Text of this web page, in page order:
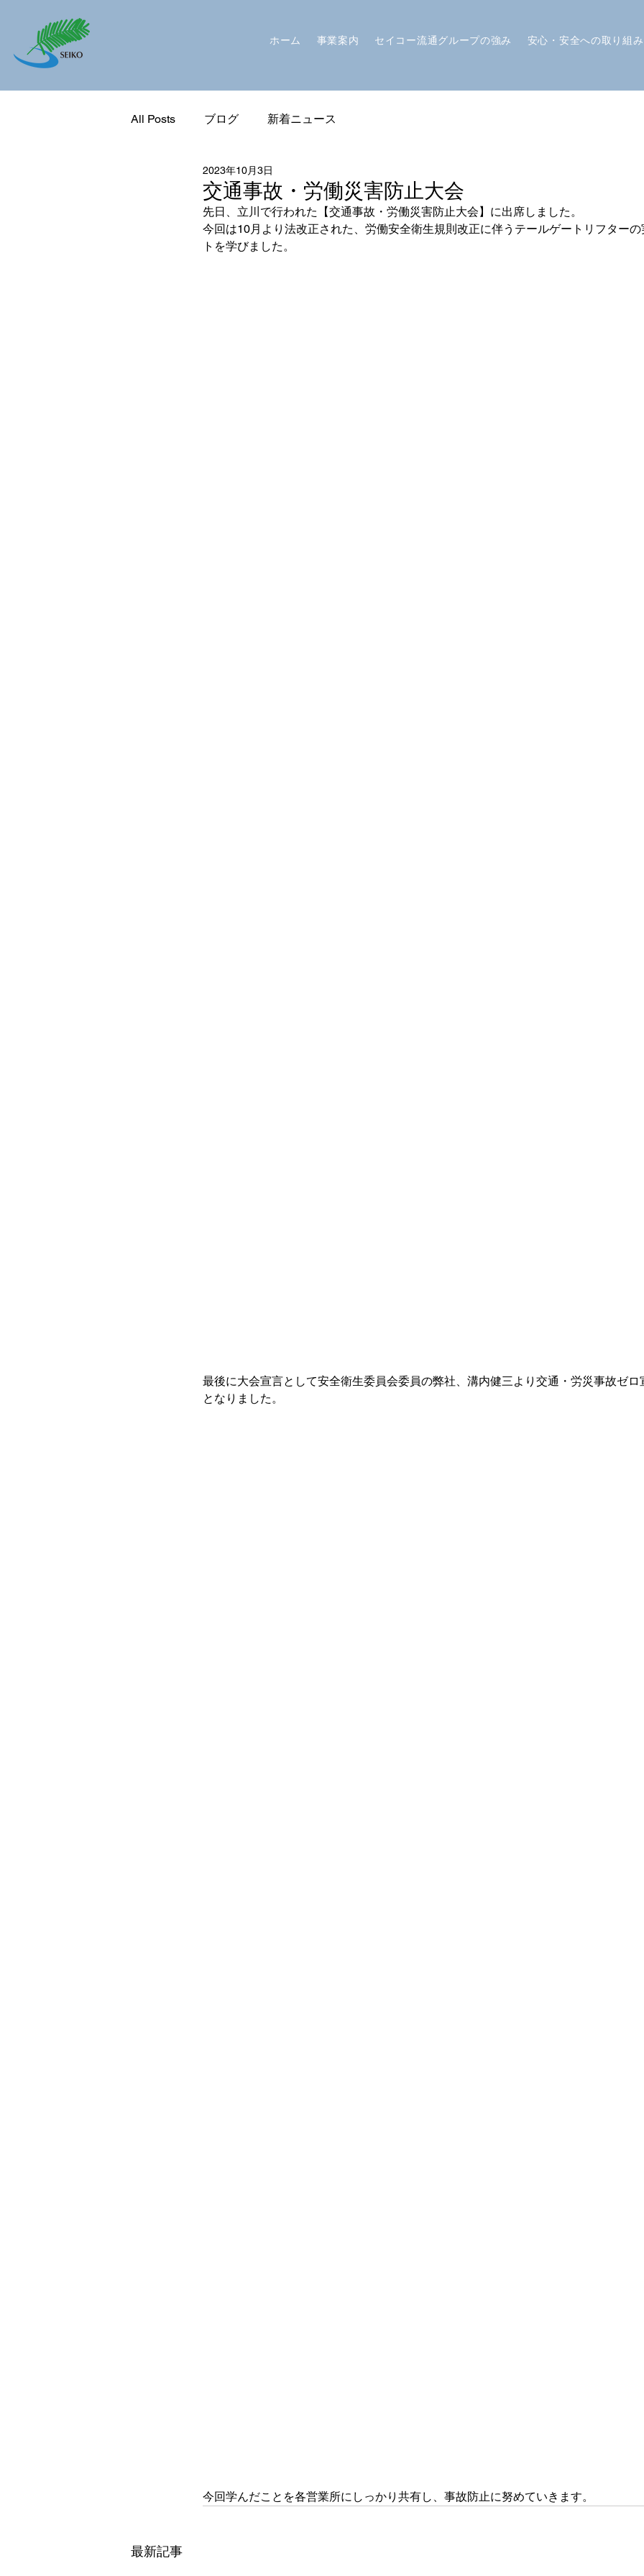
ホーム 事業案内 セイコー流通グループの強み 安心・安全への取り組み
All Posts ブログ 新着ニュース
交通事故・労働災害防止大会
2023年10月3日
先日、立川で行われた【交通事故・労働災害防止大会】に出席しました。
今回は10月より法改正された、労働安全衛生規則改正に伴うテールゲートリフター
トを学びました。
最後に大会宣言として安全衛生委員会委員の弊社、溝内健三より交通・労災事故ゼロ
となりました。
今回学んだことを各営業所にしっかり共有し、事故防止に努めていきます。
最新記事